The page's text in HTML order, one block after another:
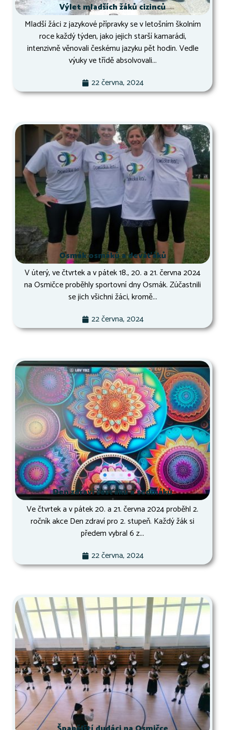
Výlet mladších žáků cizinců
Mladší žáci z jazykové přípravky se v letošním školním
roce každý týden, jako jejich starší kamarádi,
intenzivně věnovali českému jazyku pět hodin. Vedle
výuky ve třídě absolvovali...
22 června, 2024
Osmák osmáků a deváťáků
V úterý, ve čtvrtek a v pátek 18., 20. a 21. června 2024
na Osmičce proběhly sportovní dny Osmák. Zúčastnili
se jich všichni žáci, kromě...
22 června, 2024
Den zdraví šesťáků a sedmáků
Ve čtvrtek a v pátek 20. a 21. června 2024 proběhl 2.
ročník akce Den zdraví pro 2. stupeň. Každý žák si
předem vybral 6 z...
22 června, 2024